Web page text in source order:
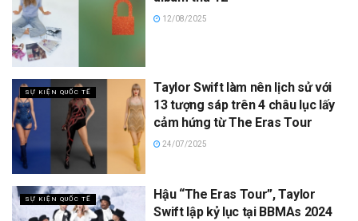
12/08/2025
SỰ KIỆN QUỐC TẾ
Taylor Swift làm nên lịch sử với
13 tượng sáp trên 4 châu lục lấy
cảm hứng từ The Eras Tour
24/07/2025
SỰ KIỆN QUỐC TẾ
Hậu “The Eras Tour”, Taylor
Swift lập kỷ lục tại BBMAs 2024